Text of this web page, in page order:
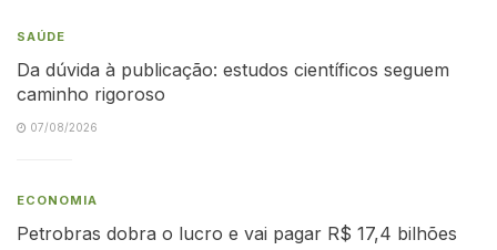
SAÚDE
Da dúvida à publicação: estudos científicos seguem
caminho rigoroso
07/08/2026
ECONOMIA
Petrobras dobra o lucro e vai pagar R$ 17,4 bilhões